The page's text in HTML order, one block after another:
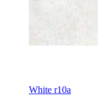
White r10a